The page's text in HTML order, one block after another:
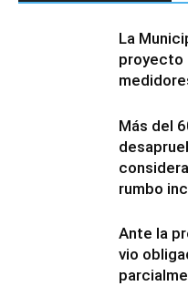
La
proyecto
Más del
rumbo
Ante la
vio